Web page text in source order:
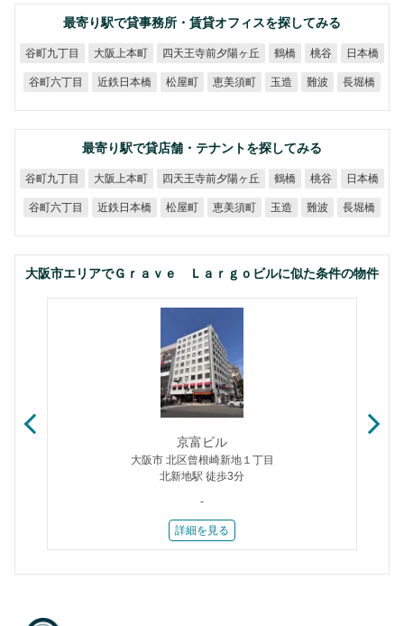
最寄り駅で貸事務所・賃貸オフィスを探してみる
谷町九丁目 大阪上本町 四天王寺前夕陽ヶ丘 鶴橋 桃谷 日本橋
谷町六丁目 近鉄日本橋 松屋町 恵美須町 玉造 難波 長堀橋
最寄り駅で貸店舗・テナントを探してみる
谷町九丁目 大阪上本町 四天王寺前夕陽ヶ丘 鶴橋 桃谷 日本橋
谷町六丁目 近鉄日本橋 松屋町 恵美須町 玉造 難波 長堀橋
大阪市エリアでＧｒａｖｅ Ｌａｒｇｏビルに似た条件の物件
京富ビル
大阪市 北区曾根崎新地１丁目
北新地駅 徒歩3分
-
詳細を見る